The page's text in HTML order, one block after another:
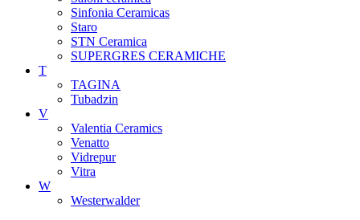
Sinfonia Ceramicas
Staro
STN Ceramica
SUPERGRES CERAMICHE
T
TAGINA
Tubadzin
V
Valentia Ceramics
Venatto
Vidrepur
Vitra
W
Westerwalder